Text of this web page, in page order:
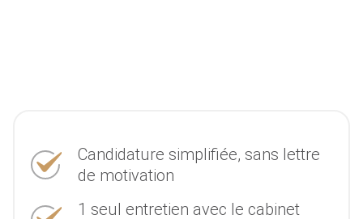
Candidature simplifiée, sans lettre
de motivation
1 seul entretien avec le cabinet